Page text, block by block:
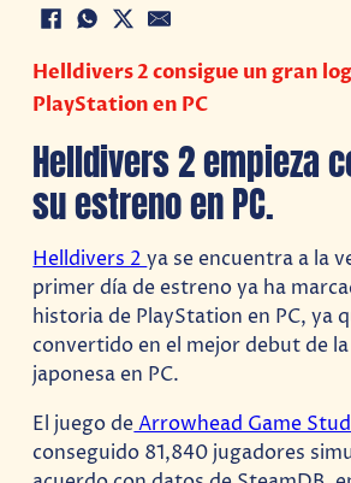
Helldivers 2 consigue un gran
PlayStation en PC
Helldivers 2 empieza
su estreno en PC.
Helldivers 2ya se encuentra a la
primer día de estreno ya ha
historia de PlayStation en PC, ya
convertido en el mejor debut de
japonesa en PC.
El juego deArrowhead Game
conseguido 81,840 jugadores